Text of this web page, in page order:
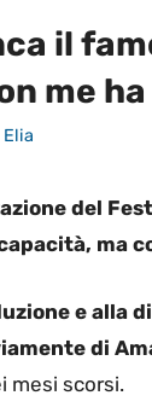
il
me
del
ma
e alla
di
mesi scorsi.